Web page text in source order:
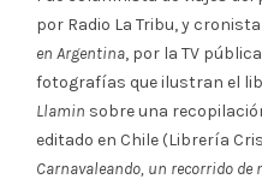
por Radio La Tribu, y
en Argentina, por la TV
fotografías que ilustran el
Llamin sobre una
editado en Chile (Librería
Carnavaleando, un recorrido de